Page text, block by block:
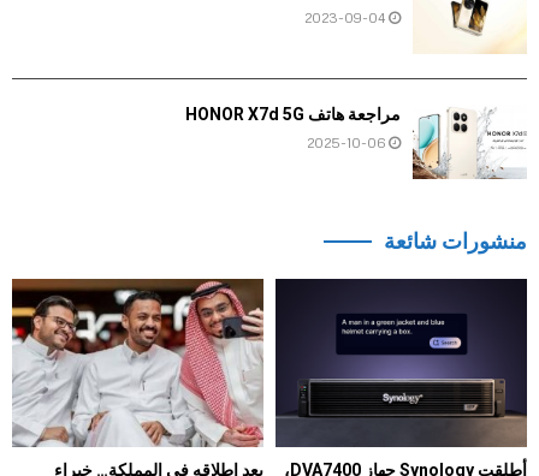
2023-09-04
مراجعة هاتف HONOR X7d 5G
2025-10-06
منشورات شائعة
أطلقت Synology جهاز DVA7400،
بعد إطلاقه في المملكة… خبراء